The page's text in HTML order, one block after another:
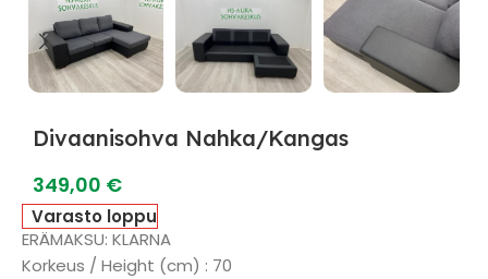
Divaanisohva Nahka/Kangas
349,00 €
Varasto loppu
ERÄMAKSU: KLARNA
Korkeus / Height (cm) : 70